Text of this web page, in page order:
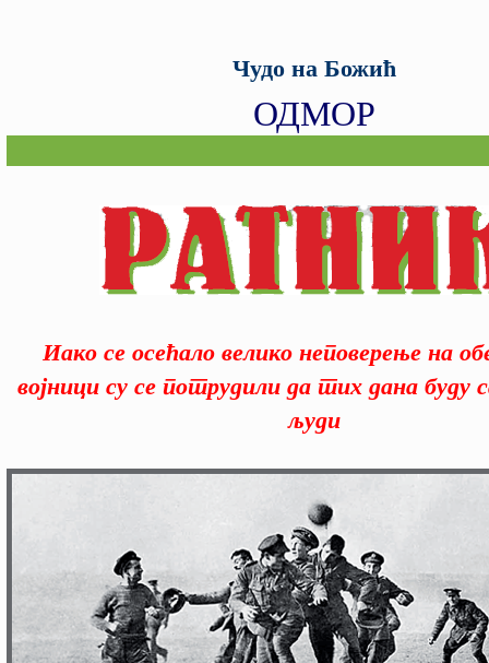
Чудо на Божић
ОДМОР
Иако се осећало велико неповерење на
војници су се потрудили да тих дана буду
људи